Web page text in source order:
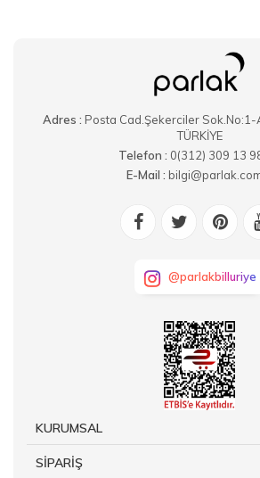
Adres : Posta Cad.Şekerciler Sok.No:1-
TÜRKİYE
Telefon : 0(312) 309 13
E-Mail :
@parlakbilluriye
KURUMSAL
SİPARİŞ